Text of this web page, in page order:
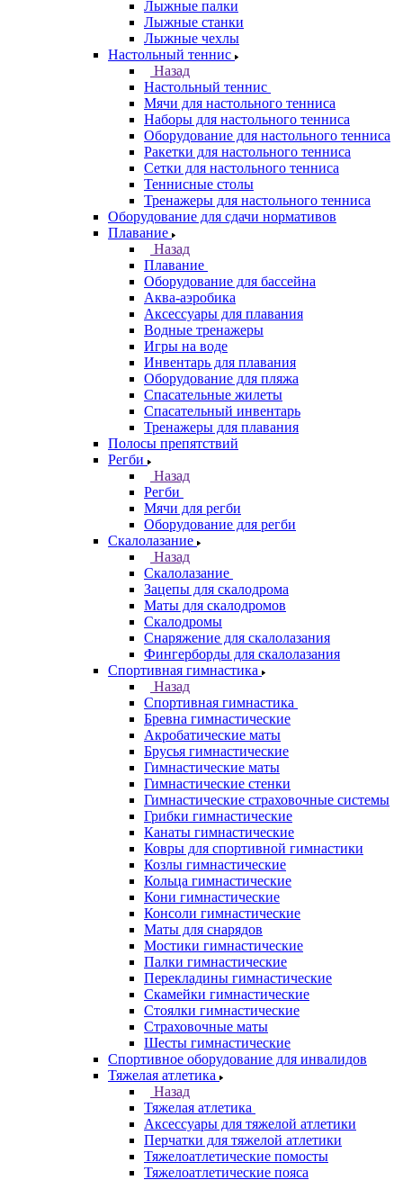
Лыжные палки
Лыжные станки
Лыжные чехлы
Настольный теннис
Назад
Настольный теннис
Мячи для настольного тенниса
Наборы для настольного тенниса
Оборудование для настольного тенниса
Ракетки для настольного тенниса
Сетки для настольного тенниса
Теннисные столы
Тренажеры для настольного тенниса
Оборудование для сдачи нормативов
Плавание
Назад
Плавание
Оборудование для бассейна
Аква-аэробика
Аксессуары для плавания
Водные тренажеры
Игры на воде
Инвентарь для плавания
Оборудование для пляжа
Спасательные жилеты
Спасательный инвентарь
Тренажеры для плавания
Полосы препятствий
Регби
Назад
Регби
Мячи для регби
Оборудование для регби
Скалолазание
Назад
Скалолазание
Зацепы для скалодрома
Маты для скалодромов
Скалодромы
Снаряжение для скалолазания
Фингерборды для скалолазания
Спортивная гимнастика
Назад
Спортивная гимнастика
Бревна гимнастические
Акробатические маты
Брусья гимнастические
Гимнастические маты
Гимнастические стенки
Гимнастические страховочные системы
Грибки гимнастические
Канаты гимнастические
Ковры для спортивной гимнастики
Козлы гимнастические
Кольца гимнастические
Кони гимнастические
Консоли гимнастические
Маты для снарядов
Мостики гимнастические
Палки гимнастические
Перекладины гимнастические
Скамейки гимнастические
Стоялки гимнастические
Страховочные маты
Шесты гимнастические
Спортивное оборудование для инвалидов
Тяжелая атлетика
Назад
Тяжелая атлетика
Аксессуары для тяжелой атлетики
Перчатки для тяжелой атлетики
Тяжелоатлетические помосты
Тяжелоатлетические пояса